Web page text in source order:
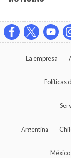
La empresa
Políticas
Argentina
México